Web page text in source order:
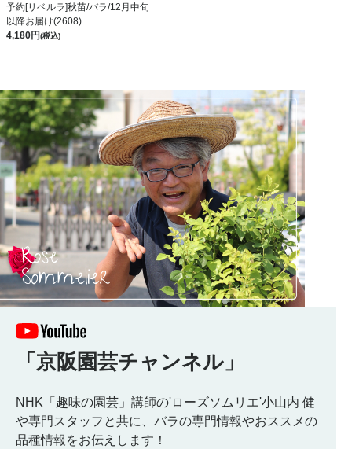
予約[リベルラ]秋苗/バラ/12月中旬
以降お届け(2608)
4,180
(税込)
「京阪園芸チャンネル」
NHK「趣味の園芸」講師の'ローズソムリエ'小山内 健
や専門スタッフと共に、バラの専門情報やおススメの
品種情報をお伝えします！